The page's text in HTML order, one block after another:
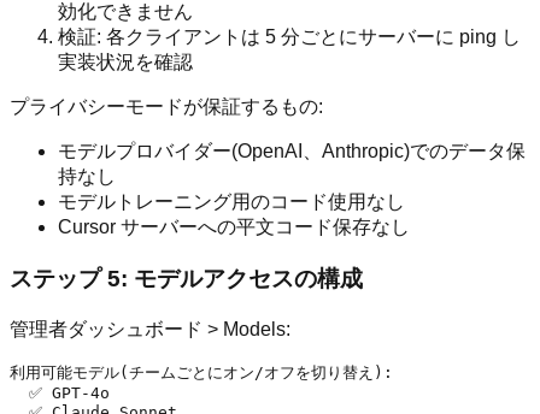
効化できません
検証: 各クライアントは 5 分ごとにサーバーに ping し
実装状況を確認
プライバシーモードが保証するもの:
モデルプロバイダー(OpenAI、Anthropic)でのデータ保
持なし
モデルトレーニング用のコード使用なし
Cursor サーバーへの平文コード保存なし
ステップ 5: モデルアクセスの構成
管理者ダッシュボード > Models:
利用可能モデル(チームごとにオン/オフを切り替え):
  ✅ GPT-4o